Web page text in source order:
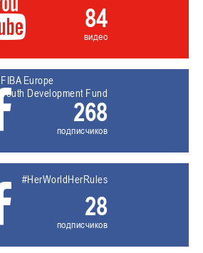
84
видео
FIBA Europe
Youth Development Fund
268
подписчиков
#HerWorldHerRules
28
подписчиков